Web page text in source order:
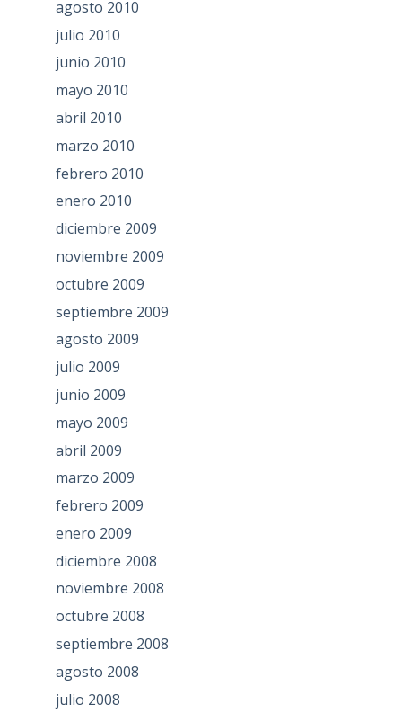
agosto 2010
julio 2010
junio 2010
mayo 2010
abril 2010
marzo 2010
febrero 2010
enero 2010
diciembre 2009
noviembre 2009
octubre 2009
septiembre 2009
agosto 2009
julio 2009
junio 2009
mayo 2009
abril 2009
marzo 2009
febrero 2009
enero 2009
diciembre 2008
noviembre 2008
octubre 2008
septiembre 2008
agosto 2008
julio 2008